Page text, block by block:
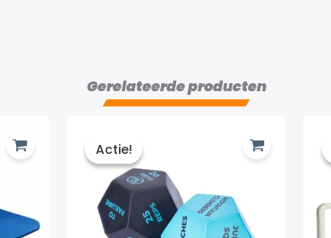
Gerelateerde producten
Actie!
Actie!